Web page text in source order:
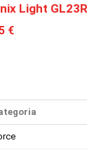
Light GL23R
€